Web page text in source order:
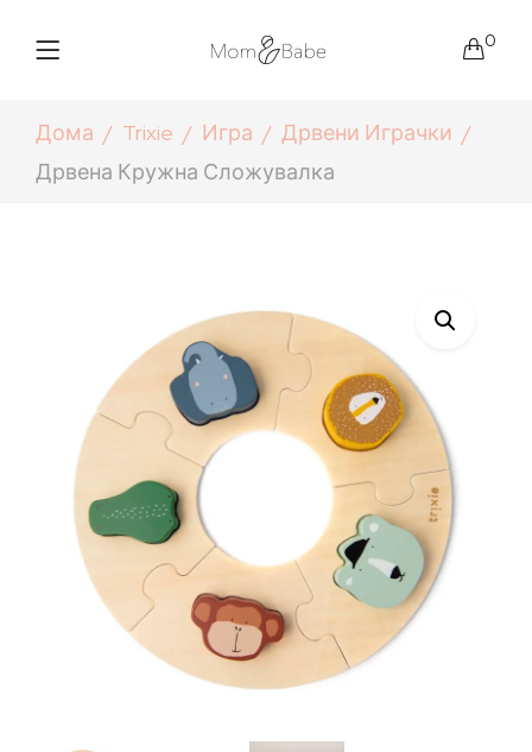
0
Дома Trixie Игра
Дрвени Играчки
Дрвена Кружна Сложувалка